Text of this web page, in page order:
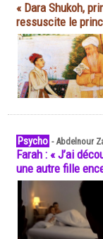
« Dara Shukoh,
ressuscite le
Psycho -Abdelnour
Farah : « J’ai
une autre fille